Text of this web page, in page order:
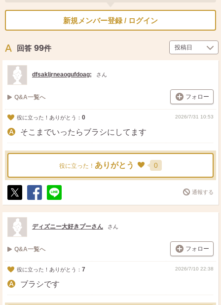
新規メンバー登録 / ログイン
回答 99件
dfsakljrneaogufdoag; さん
Q&A一覧へ フォロー
役に立った！ありがとう： 0 2026/7/31 10:53
そこまでいったらブラシにしてます
役に立った！ ありがとう 0
ポ
ス
ト
シ
ェ
送
る
通報する
ディズニー大好きプーさん さん
Q&A一覧へ フォロー
役に立った！ありがとう： 7 2026/7/10 22:38
ブラシです